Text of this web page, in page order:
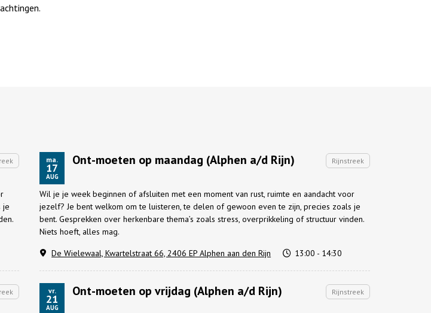
je
ma.
17
AUG
Ont-moeten op maandag (Alphen a/d Rijn) Rijnstreek
Wil je je week beginnen of afsluiten met een moment van rust, ruimte en aandacht voor
jezelf? Je bent welkom om te luisteren, te delen of gewoon even te zijn, precies zoals je
bent. Gesprekken over herkenbare thema’s zoals stress, overprikkeling of structuur vinden.
Niets hoeft, alles mag.
De Wielewaal, Kwartelstraat 66, 2406 EP Alphen aan den Rijn
13:00 - 14:30
vr.
21
AUG
Ont-moeten op vrijdag (Alphen a/d Rijn) Rijnstreek